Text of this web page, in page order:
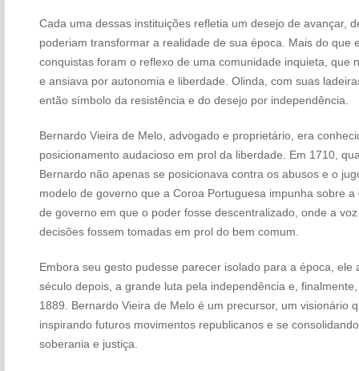
Cada uma dessas instituições refletia um desejo de avançar,
poderiam transformar a realidade de sua época. Mais do que
conquistas foram o reflexo de uma comunidade inquieta, que
e ansiava por autonomia e liberdade. Olinda, com suas
então símbolo da resistência e do desejo por independência.
Bernardo Vieira de Melo, advogado e proprietário, era
posicionamento audacioso em prol da liberdade. Em 1710,
Bernardo não apenas se posicionava contra os abusos e o
modelo de governo que a Coroa Portuguesa impunha sobre
de governo em que o poder fosse descentralizado, onde a
decisões fossem tomadas em prol do bem comum.
Embora seu gesto pudesse parecer isolado para a época, ele
século depois, a grande luta pela independência e,
1889. Bernardo Vieira de Melo é um precursor, um visionário
inspirando futuros movimentos republicanos e se
soberania e justiça.